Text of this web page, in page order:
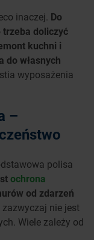
inaczej. Do
doliczyć
kuchni i
do własnych
wyposażenia
–
polisa
ochrona
od zdarzeń
nie jest
Wiele zależy od